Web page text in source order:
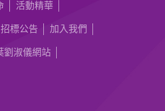
活動精華
招標公告 加入我們
劉淑儀網站